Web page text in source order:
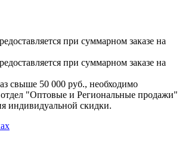
при суммарном заказе на
при суммарном заказе на
свыше 50 000 руб., необходимо
отдел "Оптовые и Региональные продажи"
индивидуальной скидки.